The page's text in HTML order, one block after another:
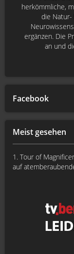
Meist gesehen
1. Tour of
auf
herkömmliche,
die Natur-
ergänzen. Die
an und
Facebook